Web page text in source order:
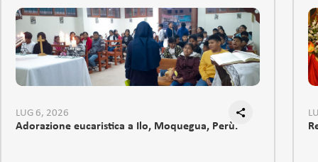
LUG 6, 2026
Adorazione eucaristica a Ilo, Moquegua, Perù.